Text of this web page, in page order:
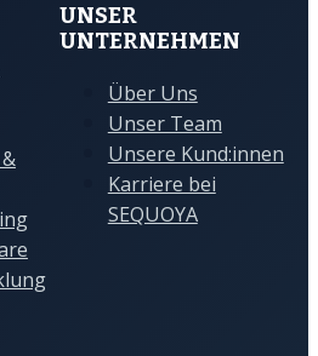
UNSER
UNTERNEHMEN
Über Uns
Unser Team
Unsere Kund:innen
Karriere bei
SEQUOYA